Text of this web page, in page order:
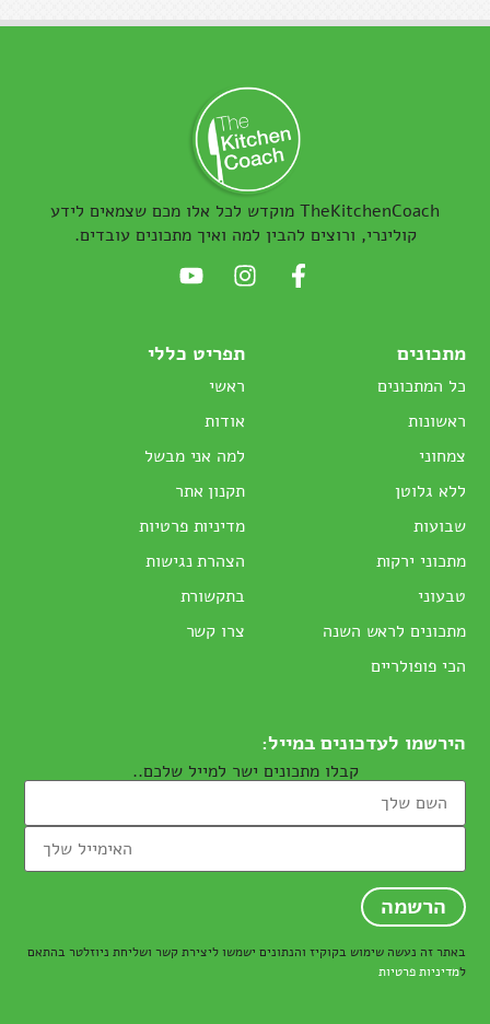
TheKitchenCoach מוקדש לכל אלו מכם שצמאים לידע
קולינרי, ורוצים להבין למה ואיך מתכונים עובדים.
מתכונים
כל המתכונים
ראשונות
צמחוני
ללא גלוטן
שבועות
מתכוני ירקות
טבעוני
מתכונים לראש השנה
הכי פופולריים
תפריט כללי
ראשי
אודות
למה אני מבשל
תקנון אתר
מדיניות פרטיות
הצהרת נגישות
בתקשורת
צרו קשר
הירשמו לעדכונים במייל:
קבלו מתכונים ישר למייל שלכם..
באתר זה נעשה שימוש בקוקיז והנתונים ישמשו ליצירת קשר ושליחת ניוזלטר בהתאם
למדיניות פרטיות